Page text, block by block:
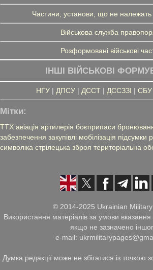
Частини, установи, що не належать
Військова служба
Розформовані військові
ІНШІ ВІЙСЬКОВІ
НГУ| ДПСУ| ДССТ| ДССЗЗІ | СБУ
Мітки:
ТТХ авіація артилерія боєприпаси
забезпечення закупівлі мобілізація підсумки
символіка стрілецька зброя територіальна
© 2014-2025 Ukrainian
Використання матеріалів за умови
якщо не зазначено
e-mail:
Думка редакції може не збігатися із точкою